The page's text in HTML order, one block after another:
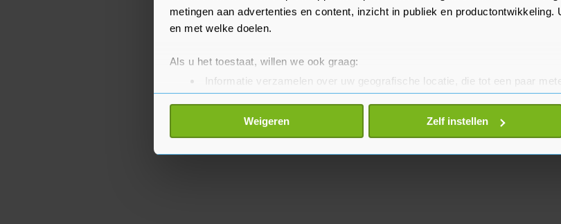
metingen aan advertenties en content, inzicht in publiek en
en met welke doelen.
Als u het toestaat, willen we ook graag:
Informatie verzamelen over uw geografische locatie, die tot een paar
Uw apparaat identificeren door het actief te scannen op specifieke
Lees meer over hoe uw persoonlijke gegevens worden verwerkt en stel uw
toestemming op elk moment wijzigen of intrekken in de Cookieverklaring.
Weigeren Zelf instellen